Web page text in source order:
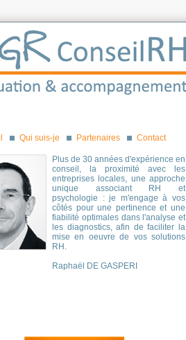
Qui suis-je Partenaires Contact
Plus de 30 années d'expérience en
conseil, la proximité avec les
entreprises locales, une approche
unique associant RH et
psychologie : je m'engage à vos
côtés pour une pertinence et une
fiabilité optimales dans l'analyse et
les diagnostics, afin de faciliter la
mise en oeuvre de vos solutions
RH.
Raphaël DE GASPERI